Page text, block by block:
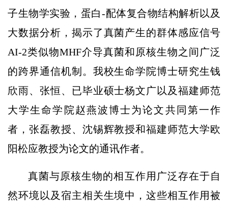
子生物学实验，蛋白-配体复合物结构解析以及
大数据分析，揭示了真菌产生的群体感应信号
AI-2类似物MHF介导真菌和原核生物之间广泛
的跨界通信机制。我校生命学院博士研究生钱
欣雨、张恒、已毕业硕士杨文广以及福建师范
大学生命学院赵燕波博士为论文共同第一作
者，张磊教授、沈锡辉教授和福建师范大学欧
阳松应教授为论文的通讯作者。
真菌与原核生物的相互作用广泛存在于自
然环境以及宿主相关生境中，这些相互作用被